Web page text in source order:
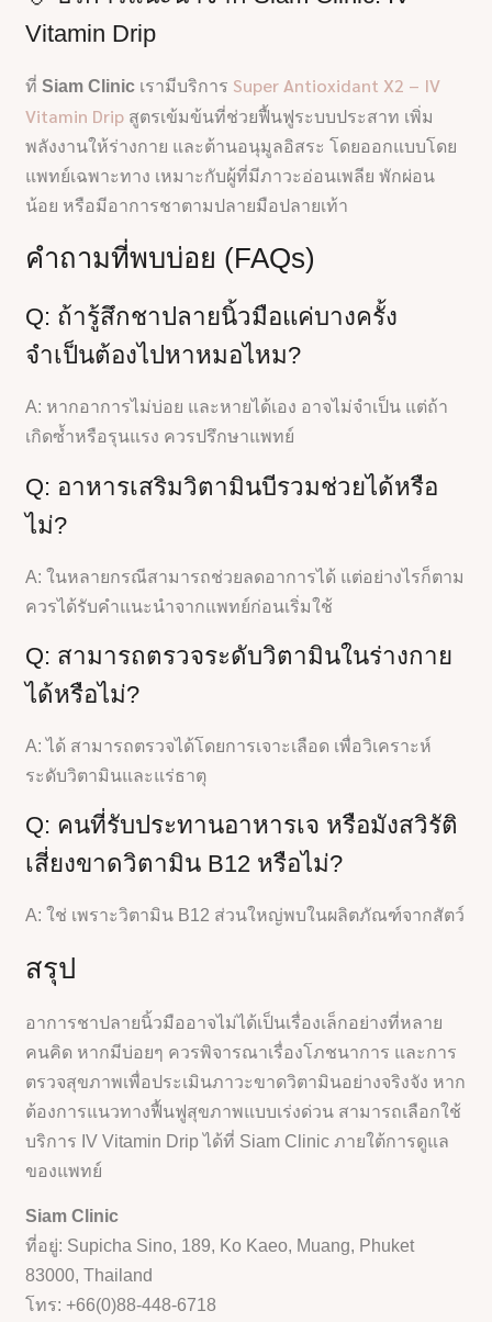
Vitamin Drip
ที่Siam Clinic เรามีบริการ Super Antioxidant X2 – IV
Vitamin Drip สูตรเข้มข้นที่ช่วยฟื้นฟูระบบประสาท เพิ่ม
พลังงานให้ร่างกาย และต้านอนุมูลอิสระ โดยออกแบบโดย
แพทย์เฉพาะทาง เหมาะกับผู้ที่มีภาวะอ่อนเพลีย พักผ่อน
น้อย หรือมีอาการชาตามปลายมือปลายเท้า
คำถามที่พบบ่อย (FAQs)
Q: ถ้ารู้สึกชาปลายนิ้วมือแค่บางครั้ง
จำเป็นต้องไปหาหมอไหม?
A: หากอาการไม่บ่อย และหายได้เอง อาจไม่จำเป็น แต่ถ้า
เกิดซ้ำหรือรุนแรง ควรปรึกษาแพทย์
Q: อาหารเสริมวิตามินบีรวมช่วยได้หรือ
ไม่?
A: ในหลายกรณีสามารถช่วยลดอาการได้ แต่อย่างไรก็ตาม
ควรได้รับคำแนะนำจากแพทย์ก่อนเริ่มใช้
Q: สามารถตรวจระดับวิตามินในร่างกาย
ได้หรือไม่?
A: ได้ สามารถตรวจได้โดยการเจาะเลือด เพื่อวิเคราะห์
ระดับวิตามินและแร่ธาตุ
Q: คนที่รับประทานอาหารเจ หรือมังสวิรัติ
เสี่ยงขาดวิตามิน B12 หรือไม่?
A: ใช่ เพราะวิตามิน B12 ส่วนใหญ่พบในผลิตภัณฑ์จากสัตว์
สรุป
อาการชาปลายนิ้วมืออาจไม่ได้เป็นเรื่องเล็กอย่างที่หลาย
คนคิด หากมีบ่อยๆ ควรพิจารณาเรื่องโภชนาการ และการ
ตรวจสุขภาพเพื่อประเมินภาวะขาดวิตามินอย่างจริงจัง หาก
ต้องการแนวทางฟื้นฟูสุขภาพแบบเร่งด่วน สามารถเลือกใช้
บริการ IV Vitamin Drip ได้ที่ Siam Clinic ภายใต้การดูแล
ของแพทย์
Siam Clinic
ที่อยู่: Supicha Sino, 189, Ko Kaeo, Muang, Phuket
83000, Thailand
โทร: +66(0)88-448-6718